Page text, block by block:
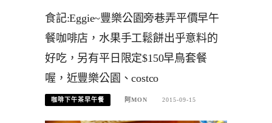
食記:Eggie~豐樂公園旁巷弄平價早午
餐咖啡店，水果手工鬆餅出乎意料的
好吃，另有平日限定$150早鳥套餐
喔，近豐樂公園、costco
咖啡下午茶早午餐 阿MON 2015-09-15